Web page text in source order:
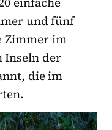
und fünf
Zimmer im
Inseln der
die im